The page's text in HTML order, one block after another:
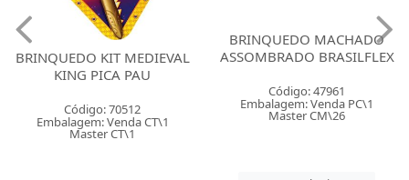
BRINQUEDO KIT MEDIEVAL
KING PICA PAU
Código: 70512
Embalagem: Venda CT\1
Master CT\1
BRINQUEDO MACHADO
ASSOMBRADO BRASILFLEX
Código: 47961
Embalagem: Venda PC\1
Master CM\26